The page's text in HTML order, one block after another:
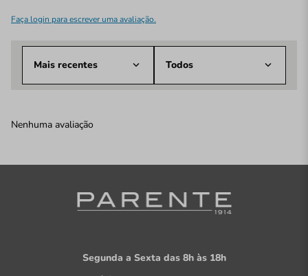
Faça login para escrever uma avaliação.
Mais recentes Todos
Nenhuma avaliação
Segunda a Sexta das 8h às 18h